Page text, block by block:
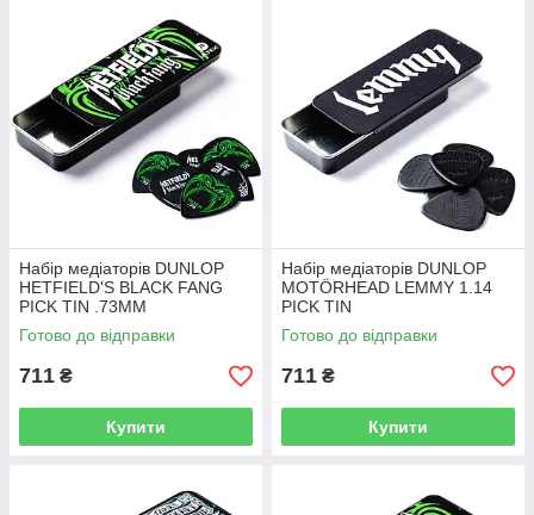
Набір медіаторів DUNLOP
HETFIELD'S BLACK FANG
PICK TIN .73MM
Готово до відправки
711 ₴
Купити
Набір медіаторів DUNLOP
MOTÖRHEAD LEMMY 1.14
PICK TIN
Готово до відправки
711 ₴
Купити